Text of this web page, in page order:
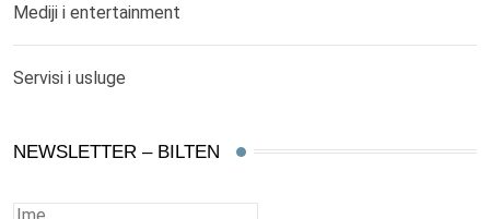
Mediji i entertainment
Servisi i usluge
NEWSLETTER – BILTEN